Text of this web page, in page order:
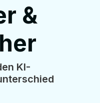
&
KI-